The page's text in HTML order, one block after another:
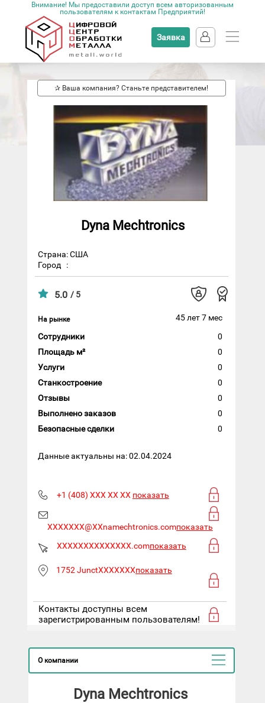
Внимание! Мы предоставили доступ всем авторизованным
пользователям к контактам Предприятий!
Заявка
✰ Ваша компания? Станьте представителем!
Dyna Mechtronics
Страна: США
Город
:
5.0 / 5
На рынке
45 лет 7 мес
Сотрудники
0
Площадь м²
0
Услуги
0
Станкостроение
0
Отзывы
0
Выполнено заказов
0
Безопасные сделки
0
Данные актуальны на: 02.04.2024
+1 (408) XXX XX XX показать
XXXXXXX@XXnamechtronics.comпоказать
XXXXXXXXXXXXXX.comпоказать
1752 JunctXXXXXXXпоказать
Контакты доступны всем
зарегистрированным пользователям!
О компании
Dyna Mechtronics